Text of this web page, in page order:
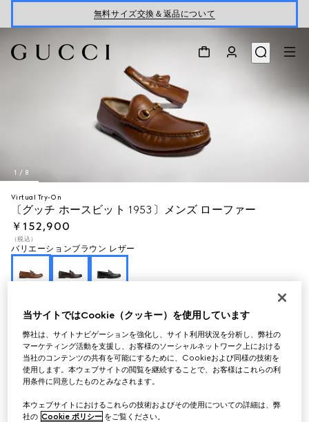
無料サイズ交換＆返品について
1 / 8
Virtual Try-On
〔グッチ ホースビット 1953〕メンズ ローファー
￥152,900
（税込）
バリエーションブラウン レザー
当サイトではCookie（クッキー）を使用しています
弊社は、サイトナビゲーションを強化し、サイト利用状況を分析し、弊社の
マーケティング活動を支援し、お客様のソーシャルネットワーク上における
当社のコンテンツの共有を可能にするために、Cookieおよび同様の技術を
使用します。本ウェブサイトの閲覧を継続することで、お客様はこれらの利
用条件に同意したものとみなされます。
本ウェブサイトにおけるこれらの技術およびその使用についての詳細は、弊
社の Cookie ポリシー をご覧ください。